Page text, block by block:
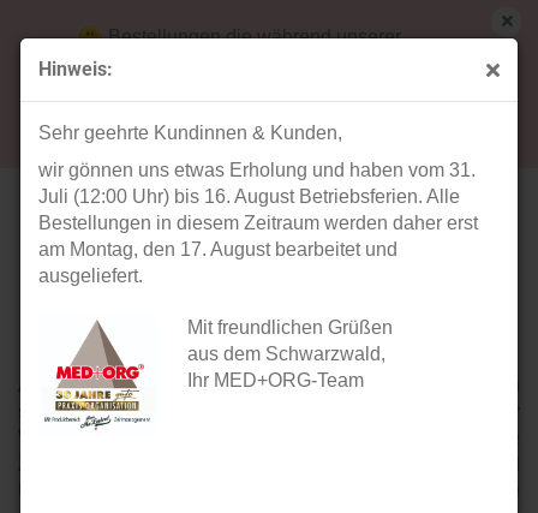
Hinweis:
Sehr geehrte Kundinnen & Kunden,
wir gönnen uns etwas Erholung und haben vom 31.
Juli (12:00 Uhr) bis 16. August Betriebsferien. Alle
Bestellungen in diesem Zeitraum werden daher erst
am Montag, den 17. August bearbeitet und
ausgeliefert.
Mit freundlichen Grüßen
aus dem Schwarzwald,
Ihr MED+ORG-Team
Bestellungen die während unserer
Betriebsferien (31. Juli ab 12:00 Uhr bis 16.
Die Marke
HeineScientific®steht für die Entwicklung hochwertiger
Lehrmittel für die medizinische und naturwissenschaftliche
Ausbildung. Alle anatomischen Modelle werden in enger
Gesundheitswesen entwickelt.
Anatomische Modelle vonHeineScientific®
sowohl in der Humanmedizin als auch in der